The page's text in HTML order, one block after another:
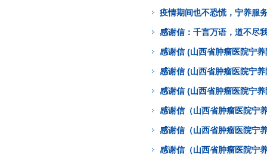
疫情期间也不恐慌，宁养服
感谢信：千言万语，道不尽
感谢信 (山西省肿瘤医院宁养
感谢信 (山西省肿瘤医院宁养
感谢信 (山西省肿瘤医院宁养
感谢信（山西省肿瘤医院宁
感谢信（山西省肿瘤医院宁
感谢信（山西省肿瘤医院宁